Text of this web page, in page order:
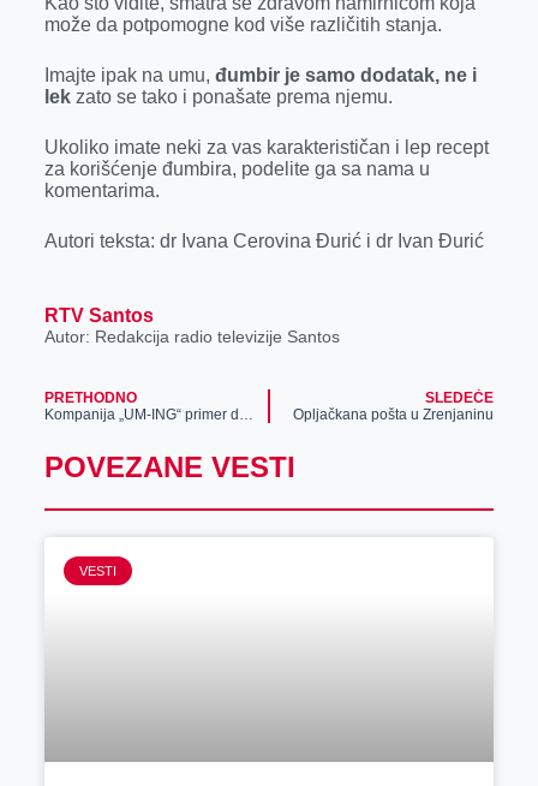
može da potpomogne kod više različitih stanja.
Imajte ipak na umu, đumbir je samo dodatak, ne i
lekzato se tako i ponašate prema njemu.
Ukoliko imate neki za vas karakterističan i lep recept
za korišćenje đumbira, podelite ga sa nama u
komentarima.
Autori teksta: dr Ivana Cerovina Đurić i dr Ivan Đurić
RTV Santos
Autor: Redakcija radio televizije Santos
PRETHODNO
Kompanija „UM-ING“ primer dobrog poslovanja
SLEDEĆE
Opljačkana pošta u Zrenjaninu
POVEZANE VESTI
VESTI